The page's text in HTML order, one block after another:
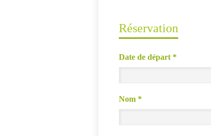
Réservation
Date de départ *
Nom *